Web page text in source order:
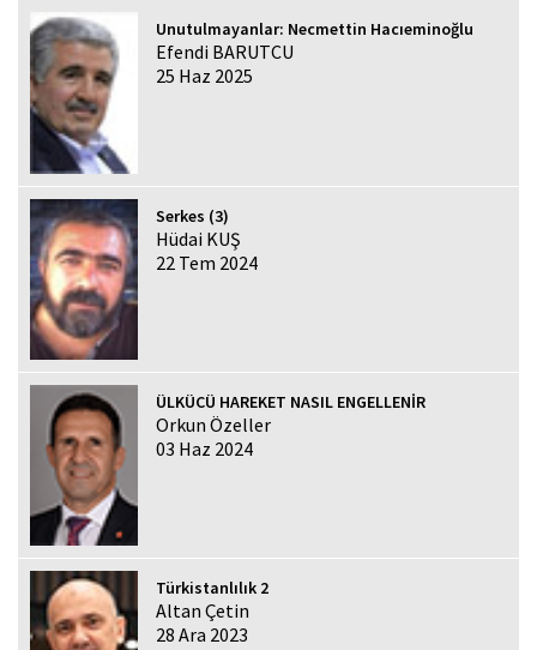
Unutulmayanlar: Necmettin Hacıeminoğlu
Efendi BARUTCU
25 Haz 2025
Serkes (3)
Hüdai KUŞ
22 Tem 2024
ÜLKÜCÜ HAREKET NASIL ENGELLENİR
Orkun Özeller
03 Haz 2024
Türkistanlılık 2
Altan Çetin
28 Ara 2023